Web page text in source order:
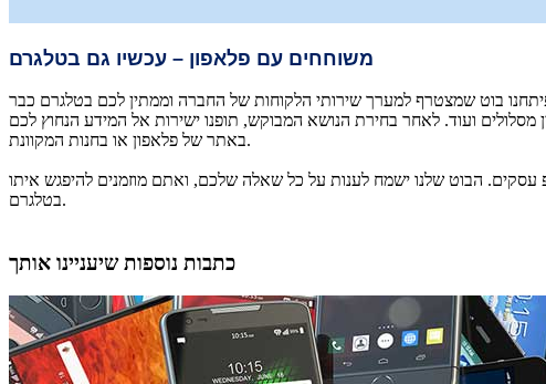
משוחחים עם פלאפון – עכשיו גם בטלגרם
בוט שמצטרף למערך שירותי הלקוחות של החברה וממתין לכם בטלגרם כבר
ועוד. לאחר בחירת הנושא המבוקש, תופנו ישירות אל המידע הנחוץ לכם
באתר של פלאפון או בחנות המקוונת.
עסקים. הבוט שלנו ישמח לענות על כל שאלה שלכם, ואתם מוזמנים להיפגש איתו
בטלגרם.
כתבות נוספות שיעניינו אותך